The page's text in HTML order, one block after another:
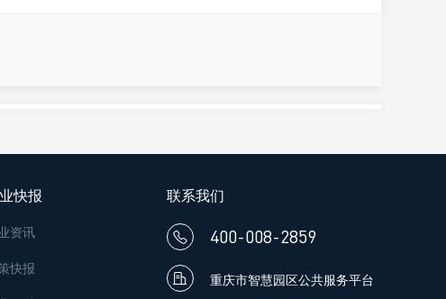
快报
资讯
快报
联系我们
 400-008-2859
 重庆市智慧园区公共服务平台